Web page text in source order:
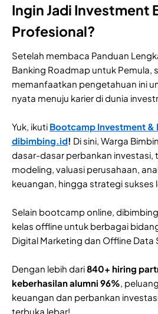
Ingin Jadi Investment
Profesional?
Setelah membaca Panduan
Banking Roadmap untuk Pemula,
memanfaatkan pengetahuan ini
nyata menuju karier di dunia
Yuk, ikuti Bootcamp Investment &
dibimbing.id! Di sini, Warga
dasar-dasar perbankan investasi,
modeling, valuasi perusahaan,
keuangan, hingga strategi sukses
Selain bootcamp online,
kelas offline untuk berbagai
Digital Marketing dan Offline Data
Dengan lebih dari840+ hiring
keberhasilan alumni 96% ,
keuangan dan perbankan
terbuka lebar!